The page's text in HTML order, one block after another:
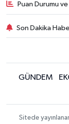
Puan Durumu
Son Dakika
GÜNDEM
Sitede